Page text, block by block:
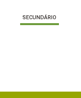
SECUNDÁRIO